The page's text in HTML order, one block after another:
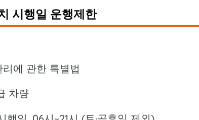
시행일 운행제한
에 관한 특별법
차량